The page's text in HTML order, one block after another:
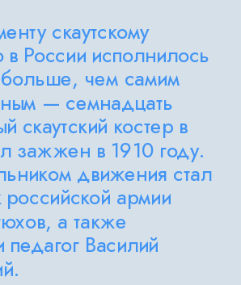
скаутскому
России исполнилось
чем самим
— семнадцать
скаутский костер в
зажжен в 1910 году.
движения стал
российской армии
а также
педагог Василий